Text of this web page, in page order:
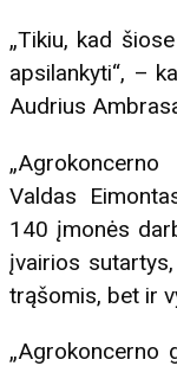
„Tikiu, kad
apsilankyti“, –
Audrius
Valdas
140 įmonės
įvairios
trąšomis, bet ir
„Agrokoncerno